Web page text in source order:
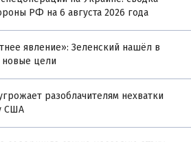
РФ на 6 августа 2026 года
явление»: Зеленский нашёл в
новые цели
разоблачителям нехватки
США